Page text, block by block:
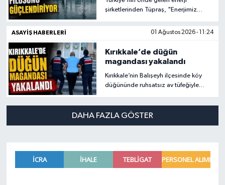
şirketlerinden Tüpraş, "Enerjimiz
zincirinde başlattığı dönüşüm
ediyor. Şirket, 2029'da teslim
alınması planlanan yeni gemilerle
ham petrol taşımacılığı kapasitesini
artırırken, tedarik güvenliği ve lojistik
esnekliğini de güçlendirmeyi
ASAYİŞ HABERLERİ 01 Ağustos 2026 - 11:24
Kırıkkale’de düğün
magandası yakalandı
Kırıkkale’nin Balışeyh ilçesinde köy
düğününde ruhsatsız av tüfeğiyle
maganda, jandarma ekiplerince
yakalandı.
DAHA FAZLA GÖSTER